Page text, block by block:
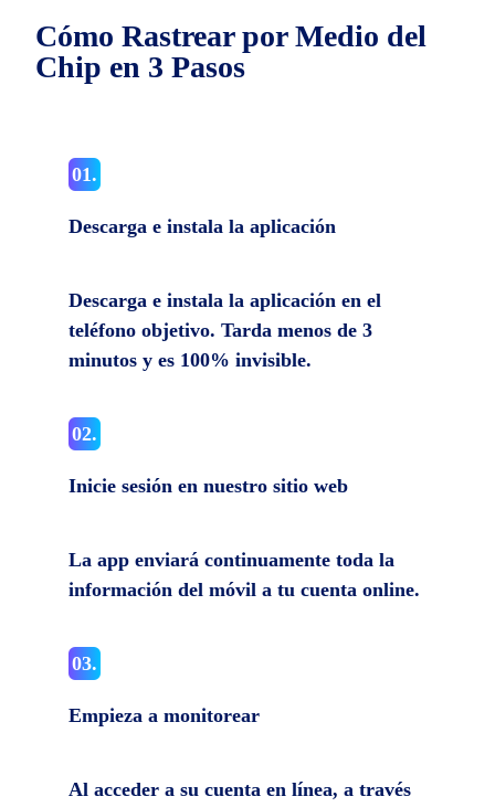
Cómo Rastrear por Medio del
Chip en 3 Pasos
01.
Descarga e instala la aplicación
Descarga e instala la aplicación en el
teléfono objetivo. Tarda menos de 3
minutos y es 100% invisible.
02.
Inicie sesión en nuestro sitio web
La app enviará continuamente toda la
información del móvil a tu cuenta online.
03.
Empieza a monitorear
Al acceder a su cuenta en línea, a través